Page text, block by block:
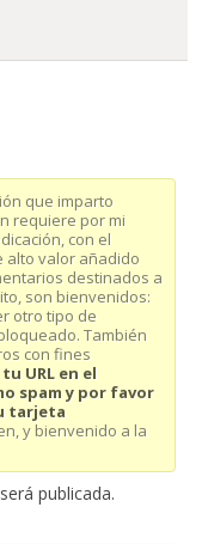
que imparto
requiere por mi
con el
alto valor añadido
destinados a
son bienvenidos:
otro tipo de
También
con fines
URL en el
spam y por favor
tarjeta
y bienvenido a la
publicada.